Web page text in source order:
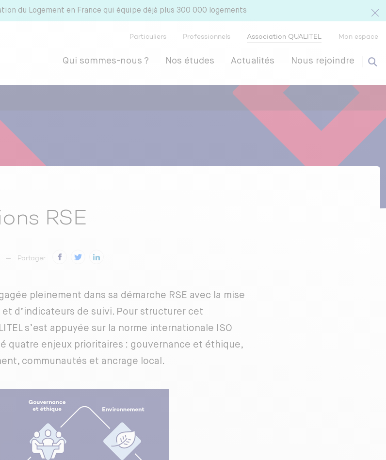
du Logement en France qui équipe déjà plus 300 000 logements
Particuliers Professionnels Association QUALITEL Mon espace
Qui sommes-nous ? Nos études Actualités Nous rejoindre
RSE
Partager
pleinement dans sa démarche RSE avec la mise
et d’indicateurs de suivi. Pour structurer cet
s’est appuyée sur la norme internationale ISO
quatre enjeux prioritaires : gouvernance et éthique,
communautés et ancrage local.